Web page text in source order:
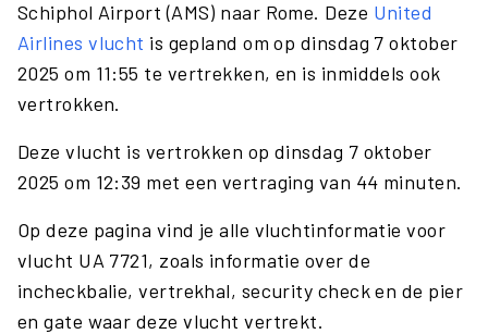
Schiphol Airport (AMS) naar Rome. Deze United
Airlines vlucht is gepland om op dinsdag 7 oktober
2025 om 11:55 te vertrekken, en is inmiddels ook
vertrokken.
Deze vlucht is vertrokken op dinsdag 7 oktober
2025 om 12:39 met een vertraging van 44 minuten.
Op deze pagina vind je alle vluchtinformatie voor
vlucht UA 7721, zoals informatie over de
incheckbalie, vertrekhal, security check en de pier
en gate waar deze vlucht vertrekt.